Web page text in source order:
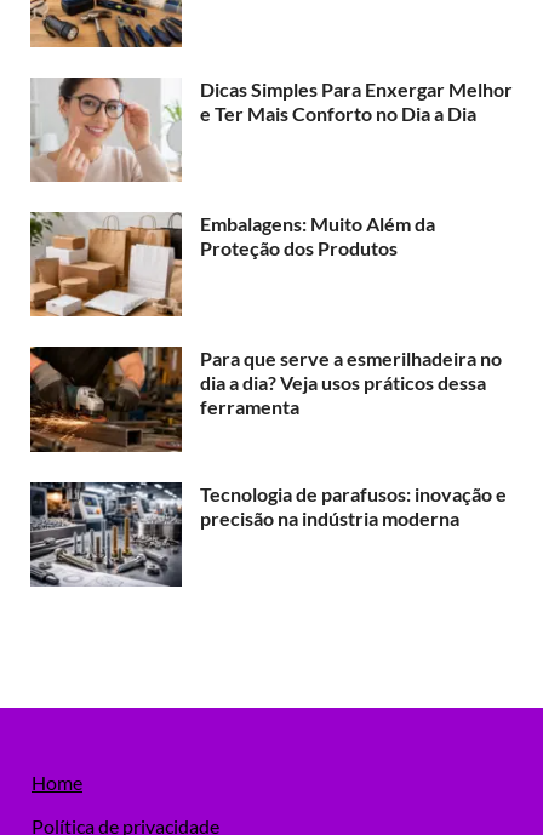
Dicas Simples Para Enxergar Melhor
e Ter Mais Conforto no Dia a Dia
Embalagens: Muito Além da
Proteção dos Produtos
Para que serve a esmerilhadeira no
dia a dia? Veja usos práticos dessa
ferramenta
Tecnologia de parafusos: inovação e
precisão na indústria moderna
Home
Política de privacidade